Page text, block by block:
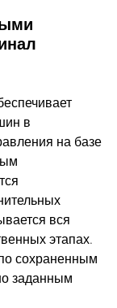
в
на базе
вся
этапах.
сохраненным
заданным